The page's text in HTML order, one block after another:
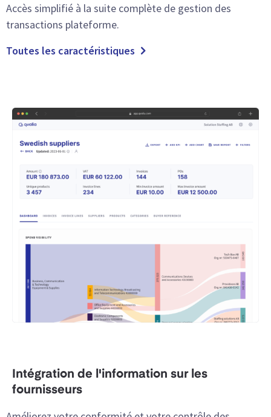
Accès simplifié à la suite complète de gestion des
transactions plateforme.
Toutes les caractéristiques
Intégration de l'information sur les
fournisseurs